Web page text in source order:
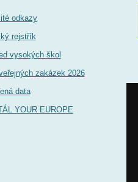
odkazy
rejstřík
vysokých škol
zakázek 2026
data
YOUR EUROPE